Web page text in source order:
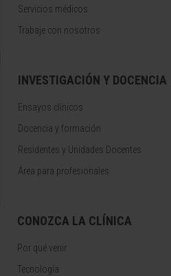
Servicios médicos
Trabaje con nosotros
INVESTIGACIÓN Y DOCENCIA
Ensayos clínicos
Docencia y formación
Residentes y Unidades Docentes
Área para profesionales
CONOZCA LA CLÍNICA
Por qué venir
Tecnología